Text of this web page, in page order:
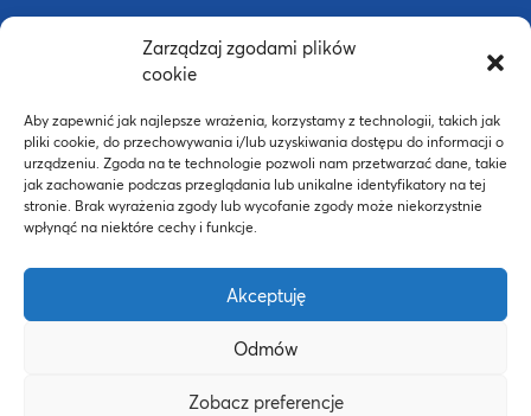
Zarządzaj zgodami plików
cookie
Aby zapewnić jak najlepsze wrażenia, korzystamy z technologii, takich jak
pliki cookie, do przechowywania i/lub uzyskiwania dostępu do informacji o
urządzeniu. Zgoda na te technologie pozwoli nam przetwarzać dane, takie
jak zachowanie podczas przeglądania lub unikalne identyfikatory na tej
stronie. Brak wyrażenia zgody lub wycofanie zgody może niekorzystnie
wpłynąć na niektóre cechy i funkcje.
Akceptuję
Odmów
Zobacz preferencje
Akademia Wychowania Fizycznego w
Wykonanie: nFinity.pl